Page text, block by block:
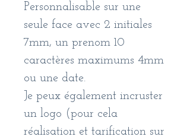
Personnalisable sur une
seule face avec 2 initiales
7mm, un prenom 10
caractères maximums 4mm
ou une date.
Je peux également incruster
un logo (pour cela
réalisation et tarification sur